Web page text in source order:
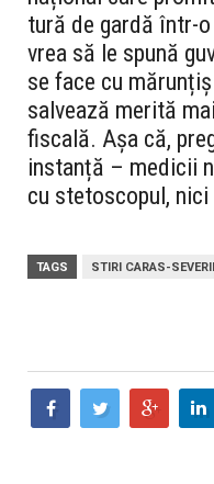
tură de gardă într-
vrea să le spună
se face cu
salvează merită
fiscală. Așa că,
instanță – medicii
cu stetoscopul, nici
TAGS STIRI CARAS-